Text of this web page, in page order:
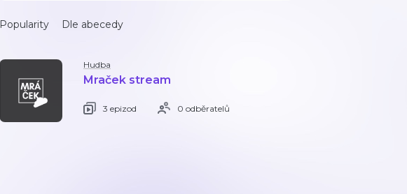
Popularity Dle abecedy
Hudba
Mraček stream
3 epizod 0 odběratelů